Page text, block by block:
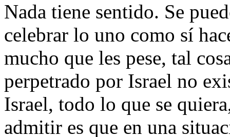
Nada tiene sentido. Se
celebrar lo uno como sí
mucho que les pese, tal
perpetrado por Israel no
Israel, todo lo que se
admitir es que en una